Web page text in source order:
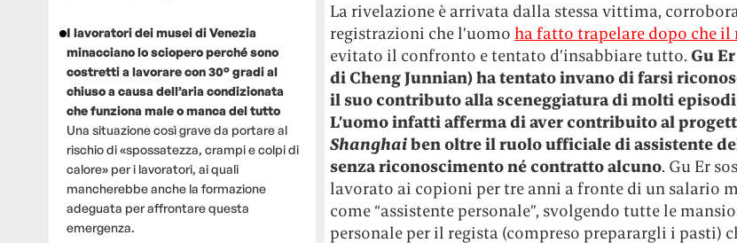
I lavoratori dei musei di Venezia
minacciano lo sciopero perché sono
costretti a lavorare con 30° gradi al
chiuso a causa dell’aria condizionata
che funziona male o manca del tutto
Una situazione così grave da portare al
rischio di «spossatezza, crampi e colpi di
calore» per i lavoratori, ai quali
mancherebbe anche la formazione
adeguata per affrontare questa
emergenza.
La rivelazione è arrivata dalla stessa vittima,
registrazioni che l’uomo ha fatto trapelare dopo che il
evitato il confronto e tentato d’insabbiare tutto. Gu
di Cheng Junnian) ha tentato invano di farsi
il suo contributo alla sceneggiatura di molti
L’uomo infatti afferma di aver contribuito al
Shanghaiben oltre il ruolo ufficiale di assistente
senza riconoscimento né contratto alcuno. Gu Er
lavorato ai copioni per tre anni a fronte di un salario
come “assistente personale”, svolgendo tutte le
personale per il regista (compreso preparargli i pasti)